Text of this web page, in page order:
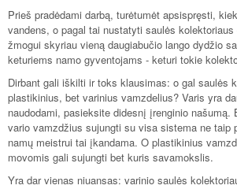
Prieš pradėdami darbą, turėtumėt apsispręsti,
vandens, o pagal tai nustatyti saulės
žmogui skyriau vieną daugiabučio lango dydžio
keturiems namo gyventojams - keturi tokie
Dirbant gali iškilti ir toks klausimas: o gal saulės
plastikinius, bet varinius vamzdelius? Varis yra
naudodami, pasieksite didesnį įrenginio našumą.
vario vamzdžius sujungti su visa sistema ne taip
namų meistrui tai įkandama. O plastikinius
movomis gali sujungti bet kuris savamokslis.
Yra dar vienas niuansas: varinio saulės